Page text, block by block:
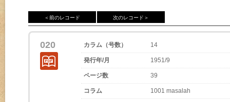
＜前のレコード 次のレコード＞
020 カラム（号数） 14
発行年/月 1951/9
ページ数 39
コラム 1001 masalah